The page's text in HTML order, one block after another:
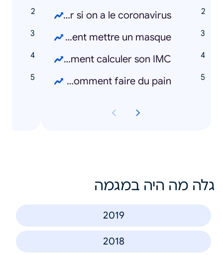
Comment savoir si on a le coronavirus ?
Comment mettre un masque ?
Comment calculer son IMC ?
Comment faire du pain ?
גלה מה היה במגמה
2019
2018